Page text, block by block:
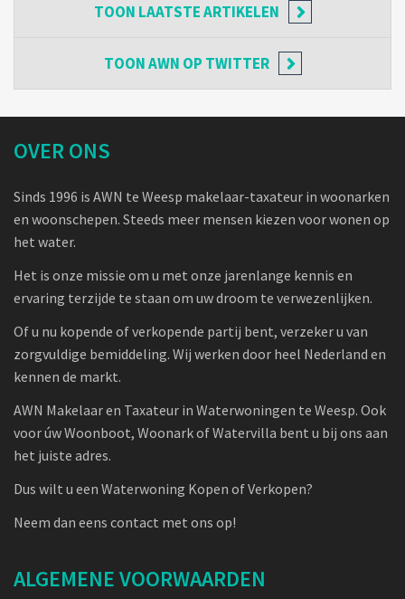
TOON LAATSTE ARTIKELEN
TOONAWN OP TWITTER
OVER ONS
Sinds 1996 is AWN te Weesp makelaar-taxateur in woonarken
en woonschepen. Steeds meer mensen kiezen voor wonen op
het water.
Het is onze missie om u met onze jarenlange kennis en
ervaring terzijde te staan om uw droom te verwezenlijken.
Of u nu kopende of verkopende partij bent, verzeker u van
zorgvuldige bemiddeling. Wij werken door heel Nederland en
kennen de markt.
AWN Makelaar en Taxateur in Waterwoningen te Weesp. Ook
voor úw Woonboot, Woonark of Watervilla bent u bij ons aan
het juiste adres.
Dus wilt u een Waterwoning Kopen of Verkopen?
Neem dan eens contact met ons op!
ALGEMENE VOORWAARDEN